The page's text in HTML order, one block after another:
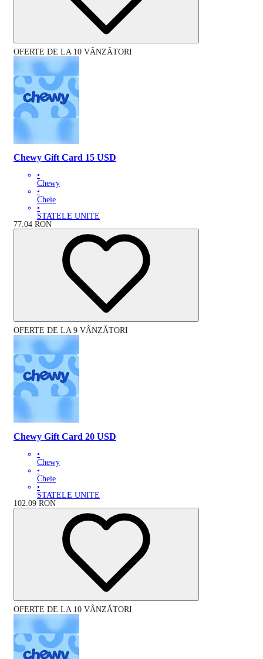
OFERTE DE LA 10 VÂNZĂTORI
Chewy Gift Card 15 USD
•
Chewy
•
Cheie
•
STATELE UNITE
77.04 RON
OFERTE DE LA 9 VÂNZĂTORI
Chewy Gift Card 20 USD
•
Chewy
•
Cheie
•
STATELE UNITE
102.09 RON
OFERTE DE LA 10 VÂNZĂTORI